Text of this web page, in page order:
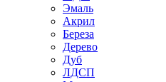
Эмаль
Акрил
Береза
Дерево
Дуб
ЛДСП